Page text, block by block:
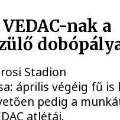
nak a
Stadion
április végéig fű is
pedig a
atlétái.